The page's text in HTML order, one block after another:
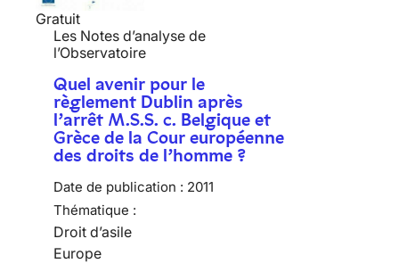
Gratuit
Les Notes d’analyse de
l’Observatoire
Quel avenir pour le
règlement Dublin après
l’arrêt M.S.S. c. Belgique et
Grèce de la Cour européenne
des droits de l’homme ?
Date de publication : 2011
Thématique :
Droit d’asile
Europe